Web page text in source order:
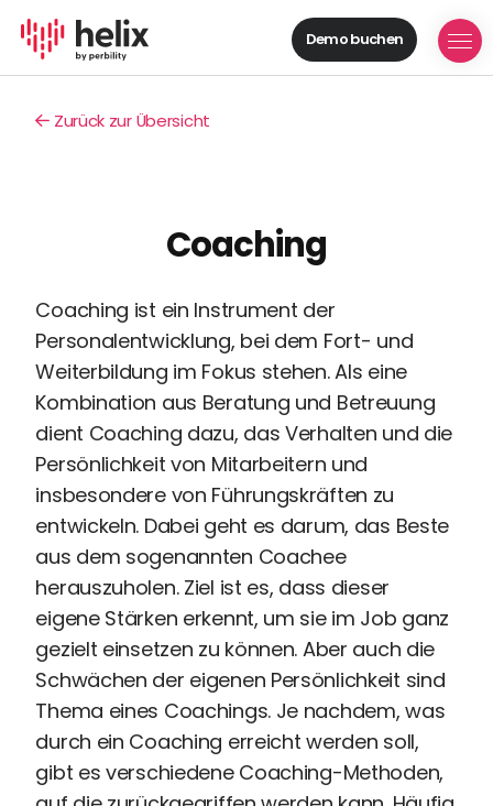
Demo buchen
Helix Module
gewinnen
Mitarbeitende
Feedback
geben
Prozesse
digitalisieren
Lösungen
Recruiting
High
Volume
Recruiting
Pre-
und
Onboarding
Ausbildungsmanagement
Digitales
Lernen
eAkte
Zurück zur Übersicht
Coaching
Coaching ist ein Instrument der
Personalentwicklung, bei dem Fort- und
Weiterbildung im Fokus stehen. Als eine
Kombination aus Beratung und Betreuung
dient Coaching dazu, das Verhalten und die
Persönlichkeit von Mitarbeitern und
insbesondere von Führungskräften zu
entwickeln. Dabei geht es darum, das Beste
aus dem sogenannten Coachee
herauszuholen. Ziel ist es, dass dieser
eigene Stärken erkennt, um sie im Job ganz
gezielt einsetzen zu können. Aber auch die
Schwächen der eigenen Persönlichkeit sind
Thema eines Coachings. Je nachdem, was
durch ein Coaching erreicht werden soll,
gibt es verschiedene Coaching-Methoden,